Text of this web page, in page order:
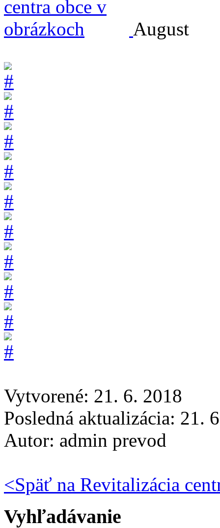
August
Vytvorené: 21. 6. 2018
Posledná aktualizácia: 21.
Autor: admin prevod
<Späť na Revitalizácia
Vyhľadávanie